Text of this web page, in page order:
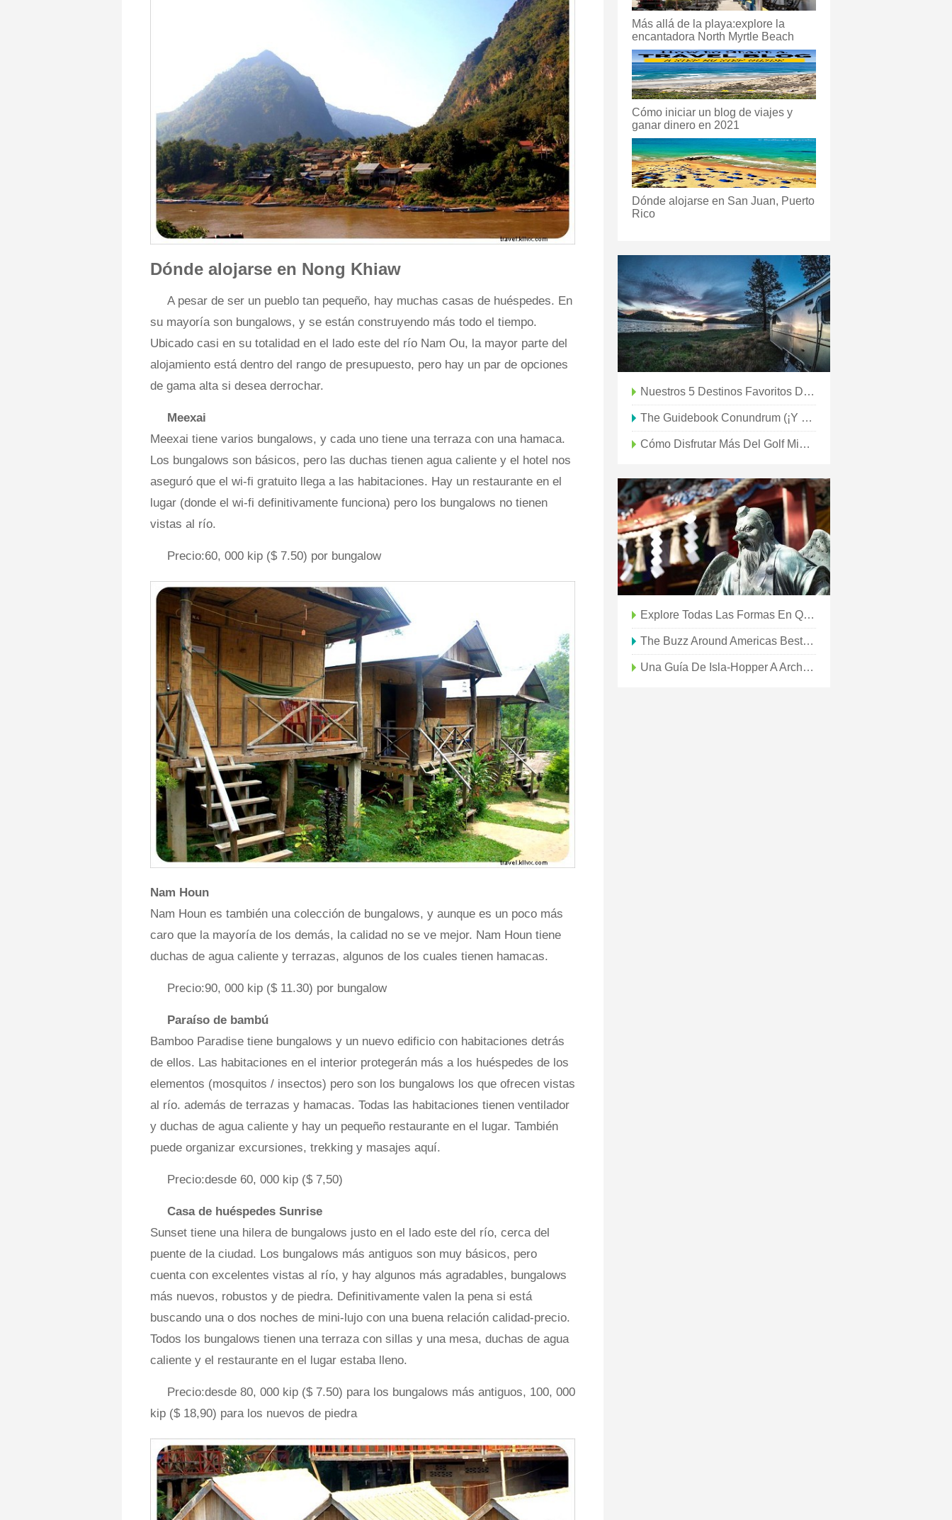
Dónde alojarse en Nong Khiaw
A pesar de ser un pueblo tan pequeño, hay muchas casas de huéspedes. En
su mayoría son bungalows, y se están construyendo más todo el tiempo.
Ubicado casi en su totalidad en el lado este del río Nam Ou, la mayor parte del
alojamiento está dentro del rango de presupuesto, pero hay un par de opciones
de gama alta si desea derrochar.
Meexai
Meexai tiene varios bungalows, y cada uno tiene una terraza con una hamaca.
Los bungalows son básicos, pero las duchas tienen agua caliente y el hotel nos
aseguró que el wi-fi gratuito llega a las habitaciones. Hay un restaurante en el
lugar (donde el wi-fi definitivamente funciona) pero los bungalows no tienen
vistas al río.
Precio:60, 000 kip ($ 7.50) por bungalow
Nam Houn
Nam Houn es también una colección de bungalows, y aunque es un poco más
caro que la mayoría de los demás, la calidad no se ve mejor. Nam Houn tiene
duchas de agua caliente y terrazas, algunos de los cuales tienen hamacas.
Precio:90, 000 kip ($ 11.30) por bungalow
Paraíso de bambú
Bamboo Paradise tiene bungalows y un nuevo edificio con habitaciones detrás
de ellos. Las habitaciones en el interior protegerán más a los huéspedes de los
elementos (mosquitos / insectos) pero son los bungalows los que ofrecen vistas
al río. además de terrazas y hamacas. Todas las habitaciones tienen ventilador
y duchas de agua caliente y hay un pequeño restaurante en el lugar. También
puede organizar excursiones, trekking y masajes aquí.
Precio:desde 60, 000 kip ($ 7,50)
Casa de huéspedes Sunrise
Sunset tiene una hilera de bungalows justo en el lado este del río, cerca del
puente de la ciudad. Los bungalows más antiguos son muy básicos, pero
cuenta con excelentes vistas al río, y hay algunos más agradables, bungalows
más nuevos, robustos y de piedra. Definitivamente valen la pena si está
buscando una o dos noches de mini-lujo con una buena relación calidad-precio.
Todos los bungalows tienen una terraza con sillas y una mesa, duchas de agua
caliente y el restaurante en el lugar estaba lleno.
Precio:desde 80, 000 kip ($ 7.50) para los bungalows más antiguos, 100, 000
kip ($ 18,90) para los nuevos de piedra
Más allá de la playa:explore la
encantadora North Myrtle Beach
Cómo iniciar un blog de viajes y
ganar dinero en 2021
Dónde alojarse en San Juan, Puerto
Rico
Nuestros 5 Destinos Favoritos De 2012
The Guidebook Conundrum (¡y Obsequio De Libros!)
Cómo Disfrutar Más Del Golf Mientras Viaja:6 Consejos Útiles
Explore Todas Las Formas En Que Los Niños Se Quedan Y Juegan Gratis En Santa Fe Estas Vacaciones De Primavera
The Buzz Around Americas Best New Hotel
Una Guía De Isla-Hopper A Archipiélagos De Aventura